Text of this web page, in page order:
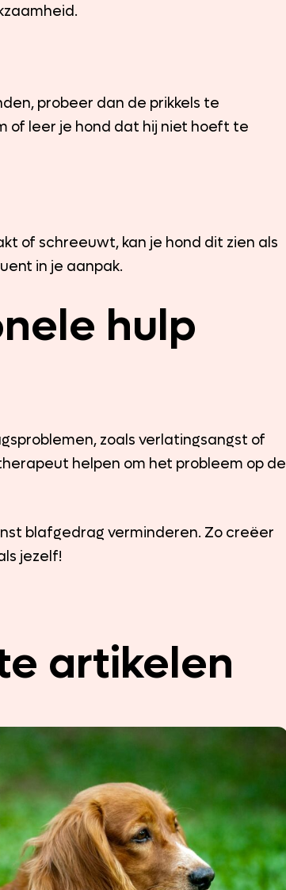
probeer dan de prikkels te
of leer je hond dat hij niet hoeft te
of schreeuwt, kan je hond dit zien als
in je aanpak.
hulp
zoals verlatingsangst of
helpen om het probleem op de
blafgedrag verminderen. Zo creëer
jezelf!
artikelen